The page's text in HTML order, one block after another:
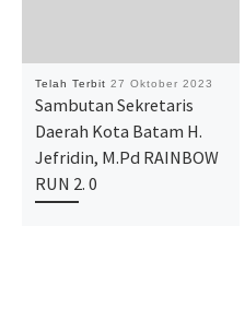
Telah Terbit 27 Oktober 2023
Sambutan Sekretaris
Daerah Kota Batam H.
Jefridin, M.Pd RAINBOW
RUN 2. 0